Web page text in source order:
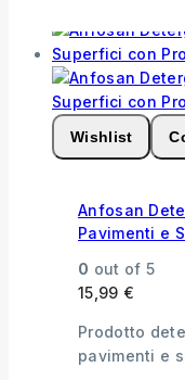
Wishlist
Anfosan
Pavimenti e
0 out of 5
15,99 €
Prodotto
pavimenti e